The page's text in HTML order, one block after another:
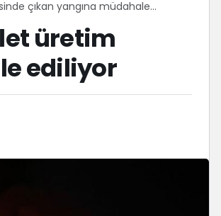
çıkan yangına müdahale
üretim
ediliyor